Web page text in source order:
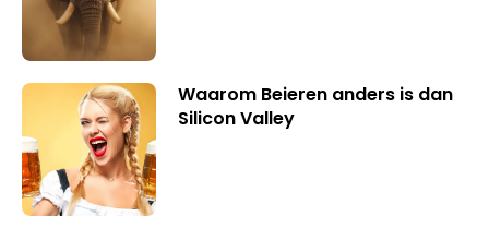
Waarom Beieren anders is dan
Silicon Valley